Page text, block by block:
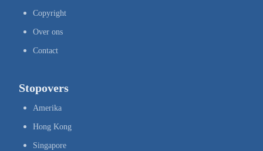
Copyright
Over ons
Contact
Stopovers
Amerika
Hong Kong
Singapore